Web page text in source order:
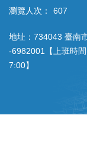
瀏覽人次：
607
地址：734043 臺南
‐6982001【上班時
7:00】